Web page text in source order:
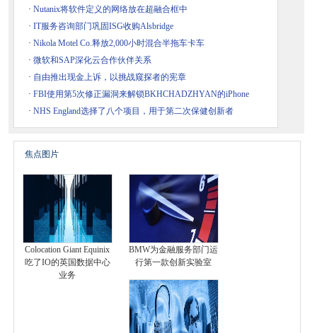
· Nutanix将软件定义的网络放在超融合框中
· IT服务咨询部门巩固ISG收购Alsbridge
· Nikola Motel Co.释放2,000小时混合半拖车卡车
· 微软和SAP深化云合作伙伴关系
· 自由推出现金上诉，以挑战窥探者的宪章
· FBI使用第5次修正漏洞来解锁BKHCHADZHYAN的iPhone
· NHS England选择了八个项目，用于第二次保健创新者
焦点图片
Colocation Giant Equinix
吃了IO的英国数据中心
业务
BMW为金融服务部门运
行第一款创新实验室